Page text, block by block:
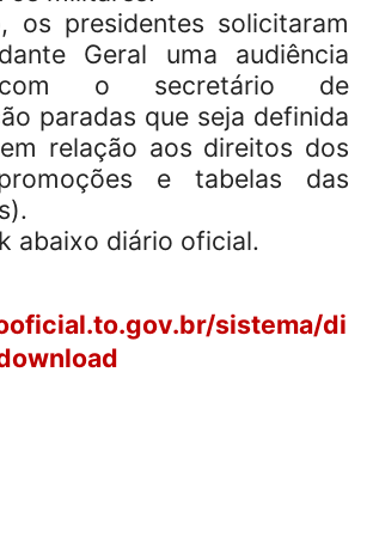
os presidentes solicitaram
Geral uma audiência
o secretário de
paradas que seja definida
relação aos direitos dos
e tabelas das
abaixo diário oficial.
sistema/di